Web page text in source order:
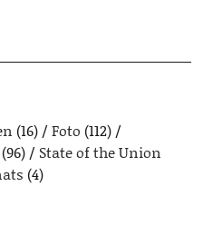
(16) Foto (112)
State of the Union
(4)